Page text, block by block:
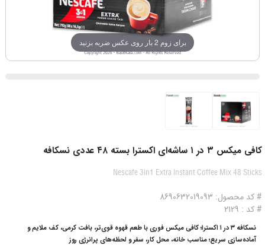
برای زوم 2 بار روی عکس ضربه بزنید
کافی میکس ۳ در ۱ ساشه‌ای اکسترا بسته ۴۸ عددی نسکافه
Nescafe 3in1 Extra Instant Coffee Mix 48 Sticks
# کد محصول: 8690632019093
# کد : 2129
نسکافه ۳ در ۱ اکسترا؛ کافی میکس فوری با طعم قهوه قوی‌تر، بافت کرمی، کف ملایم و
آماده‌سازی سریع؛ مناسب خانه، محل کار، سفر و لحظه‌های پرانرژی روز